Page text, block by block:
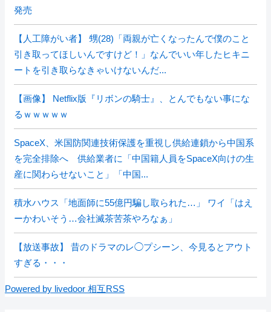
発売
【人工障がい者】 甥(28)「両親が亡くなったんで僕のこと
引き取ってほしいんですけど！」なんでいい年したヒキニ
ートを引き取らなきゃいけないんだ...
【画像】 Netflix版『リボンの騎士』、とんでもない事にな
るｗｗｗｗｗ
SpaceX、米国防関連技術保護を重視し供給連鎖から中国系
を完全排除へ 供給業者に「中国籍人員をSpaceX向けの生
産に関わらせないこと」「中国...
積水ハウス「地面師に55億円騙し取られた…」 ワイ「はえ
ーかわいそう…会社滅茶苦茶やろなぁ」
【放送事故】 昔のドラマのレ◯プシーン、今見るとアウト
すぎる・・・
Powered by livedoor 相互RSS